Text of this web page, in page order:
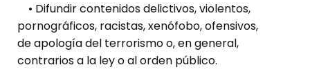
• Difundir contenidos delictivos, violentos,
pornográficos, racistas, xenófobo, ofensivos,
de apología del terrorismo o, en general,
contrarios a la ley o al orden público.